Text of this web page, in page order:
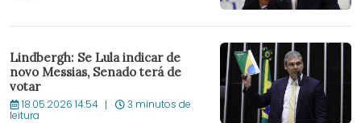
Lindbergh: Se Lula indicar de
novo Messias, Senado terá de
votar
18.05.2026 14:54 3 minutos de
leitura